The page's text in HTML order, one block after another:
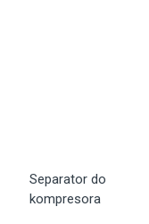
Separator do
kompresora